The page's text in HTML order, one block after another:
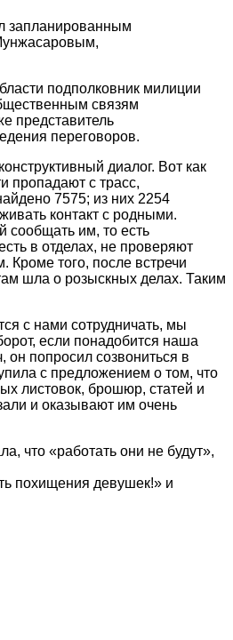
запланированным
подполковник милиции
связям
представитель
переговоров.
диалог. Вот как
пропадают с трасс,
7575; из них 2254
контакт с родными.
сообщать им, то есть
в отделах, не проверяют
того, после встречи
шла о розыскных делах. Таким
с нами сотрудничать, мы
если понадобится наша
попросил созвониться в
с предложением о том, что
листовок, брошюр, статей и
и оказывают им очень
что «работать они не будут»,
похищения девушек!» и